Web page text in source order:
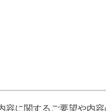
容に関するご要望や内容